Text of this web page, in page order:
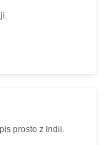
prosto z Indii.